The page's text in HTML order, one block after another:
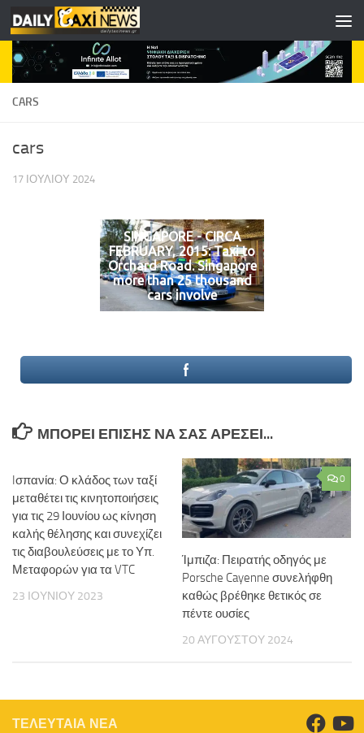
Skip to content
CARS
cars
17 ΙΟΥΛΊΟΥ 2024
SINGAPORE - CIRCA
FEBRUARY, 2015: Taxi to
Orchard Road. Singapore
more than 25 thousand
cars involve
ΜΠΟΡΕΊ ΕΠΊΣΗΣ ΝΑ ΣΑΣ ΑΡΈΣΕΙ...
Iσπανία: Ο κλάδος των ταξί
μεταθέτει τις κινητοποιήσεις
για τις 29 Ιουνίου ως κίνηση
καλής θέλησης και συνεχίζει
τις διαβουλεύσεις με το Υπ.
Μεταφορών για τα VTC
23 ΙΟΥΝΊΟΥ 2023
0
Ίμπιζα: Πειρατής οδηγός με
Porsche Cayenne συνελήφθη
καθώς βρέθηκε θετικός σε
πέντε ουσίες
20 ΑΥΓΟΎΣΤΟΥ 2024
ΤΕΛΕΥΤΑΙΑ ΝΕΑ